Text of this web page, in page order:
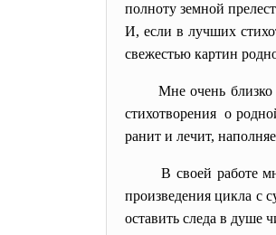
полноту земной
И, если в лучших
свежестью картин
Мне очень
стихотворения о
ранит и лечит,
В своей работе
произведения цикла с
оставить следа в душе